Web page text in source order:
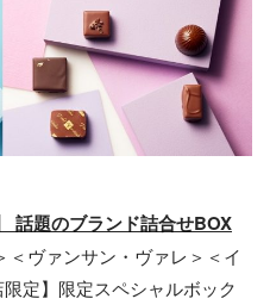
話題のブランド詰合せBOX
＜ヴァンサン・ヴァレ＞＜イ
定】限定スペシャルボック